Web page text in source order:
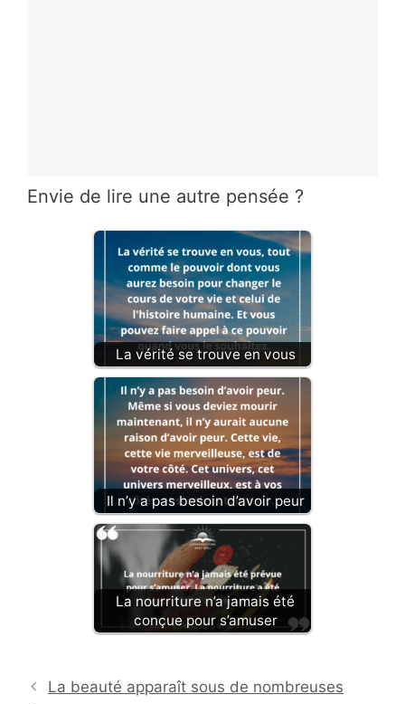
Envie de lire une autre pensée ?
La vérité se trouve en vous
Il n’y a pas besoin d’avoir peur
La nourriture n’a jamais été
conçue pour s’amuser
La beauté apparaît sous de nombreuses